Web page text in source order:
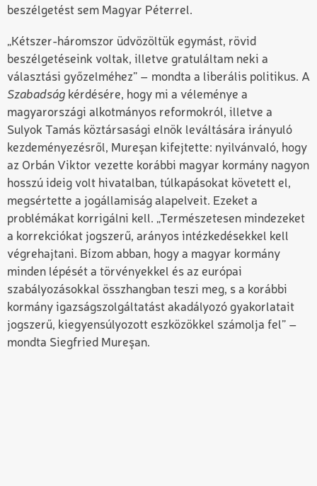
beszélgetést sem Magyar Péterrel.
„Kétszer-háromszor üdvözöltük egymást, rövid
beszélgetéseink voltak, illetve gratuláltam neki a
választási győzelméhez” – mondta a liberális politikus. A
Szabadság kérdésére, hogy mi a véleménye a
magyarországi alkotmányos reformokról, illetve a
Sulyok Tamás köztársasági elnök leváltására irányuló
kezdeményezésről, Mureşan kifejtette: nyilvánvaló, hogy
az Orbán Viktor vezette korábbi magyar kormány nagyon
hosszú ideig volt hivatalban, túlkapásokat követett el,
megsértette a jogállamiság alapelveit. Ezeket a
problémákat korrigálni kell. „Természetesen mindezeket
a korrekciókat jogszerű, arányos intézkedésekkel kell
végrehajtani. Bízom abban, hogy a magyar kormány
minden lépését a törvényekkel és az európai
szabályozásokkal összhangban teszi meg, s a korábbi
kormány igazságszolgáltatást akadályozó gyakorlatait
jogszerű, kiegyensúlyozott eszközökkel számolja fel” –
mondta Siegfried Mureşan.